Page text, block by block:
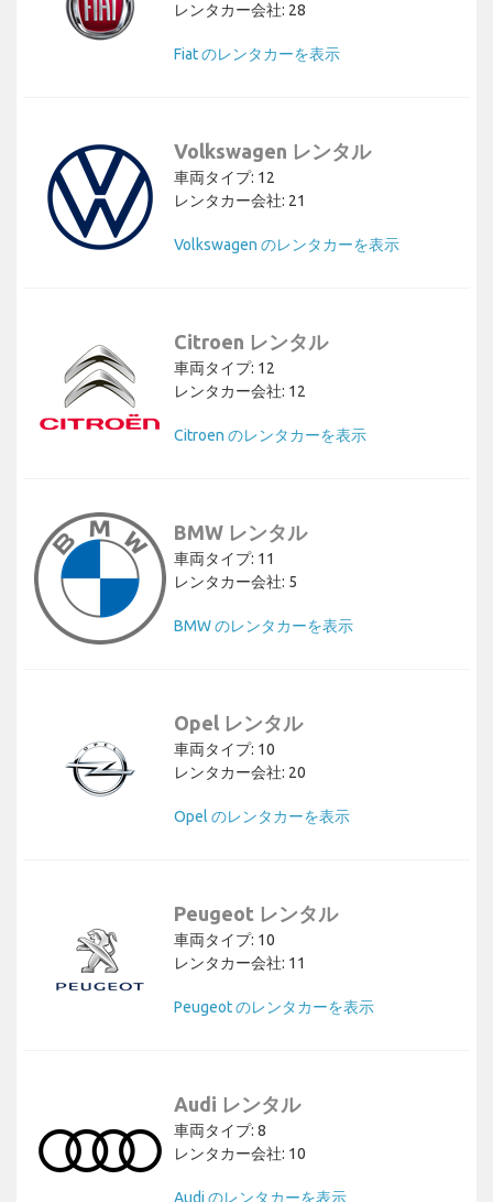
レンタカー会社: 28
Fiat のレンタカーを表示
Volkswagen レンタル
車両タイプ: 12
レンタカー会社: 21
Volkswagen のレンタカーを表示
Citroen レンタル
車両タイプ: 12
レンタカー会社: 12
Citroen のレンタカーを表示
BMW レンタル
車両タイプ: 11
レンタカー会社: 5
BMW のレンタカーを表示
Opel レンタル
車両タイプ: 10
レンタカー会社: 20
Opel のレンタカーを表示
Peugeot レンタル
車両タイプ: 10
レンタカー会社: 11
Peugeot のレンタカーを表示
Audi レンタル
車両タイプ: 8
レンタカー会社: 10
Audi のレンタカーを表示